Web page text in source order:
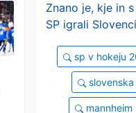
Znano je, kje in
SP igrali Slovenci
sp v hokeju
mannheim